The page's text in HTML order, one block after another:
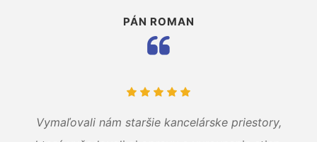
PÁN ROMAN
Vymaľovali nám staršie kancelárske priestory,